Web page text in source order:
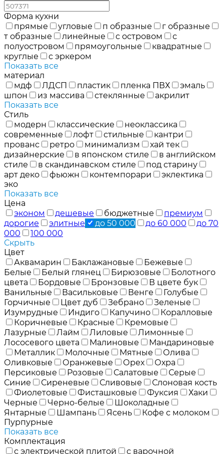
Форма кухни
прямые
угловые п образные
г образные
т образные
линейные с островом
с
полуостровом
прямоугольные
квадратные
круглые
с эркером
Показать все
материал
мдф
ЛДСП пластик пленка ПВХ
эмаль
шпон
из массива стеклянные
акрилит
Показать все
Стиль
модерн
классические
неоклассика
современные
лофт стильные
кантри
прованс
ретро минимализм
хай тек
дизайнерские
в японском стиле
в английском
стиле
в скандинавском стиле
под старину
арт деко
фьюжн контемпорари
эклектика
эко
Показать все
Цена
эконом
дешевые бюджетные
премиум
дорогие
элитные до 50 000 до 60 000
до 70
000
100 000
Скрыть
Цвет
Аквамарин
Баклажановые
Бежевые
Белые
Белый глянец Бирюзовые
Болотного
цвета
Бордовые Бронзовые
В цвете бук
Ванильные
Васильковые Венге
Голубые
Горчичные
Цвет дуб Зебрано
Зеленые
Изумрудные
Индиго Капучино
Коралловые
Коричневые
Красные
Кремовые
Лазурные
Лайм Лиловые
Лимонные
Лососевого цвета
Малиновые
Мандариновые
Металлик
Молочные Мятные
Олива
Оливковые
Оранжевые Орех
Охра
Персиковые
Розовые Салатовые
Серые
Синие
Сиреневые Сливовые
Слоновая кость
Фиолетовые
Фисташковые Фуксия
Хаки
Черные
Черно-белые
Шоколадные
Янтарные
Шампань Ясень
Кофе с молоком
Пурпурные
Показать все
Комплектация
с электрической плитой
с варочной